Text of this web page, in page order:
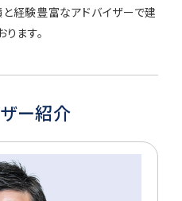
経験豊富なアドバイザーで建
ます。
ー紹介